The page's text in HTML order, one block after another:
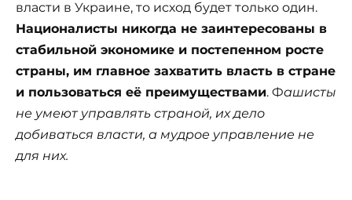
власти в Украине, то исход будет только один.
Националисты никогда не заинтересованы в
стабильной экономике и постепенном росте
страны, им главное захватить власть в стране
и пользоваться её преимуществами. Фашисты
не умеют управлять страной, их дело
добиваться власти, а мудрое управление не
для них.